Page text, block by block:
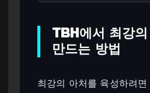
TBH에서 최강
만드는 방법
최강의 아처를 육성하려